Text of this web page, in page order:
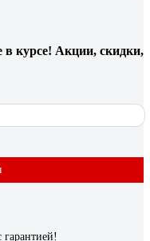
в курсе! Акции, скидки,